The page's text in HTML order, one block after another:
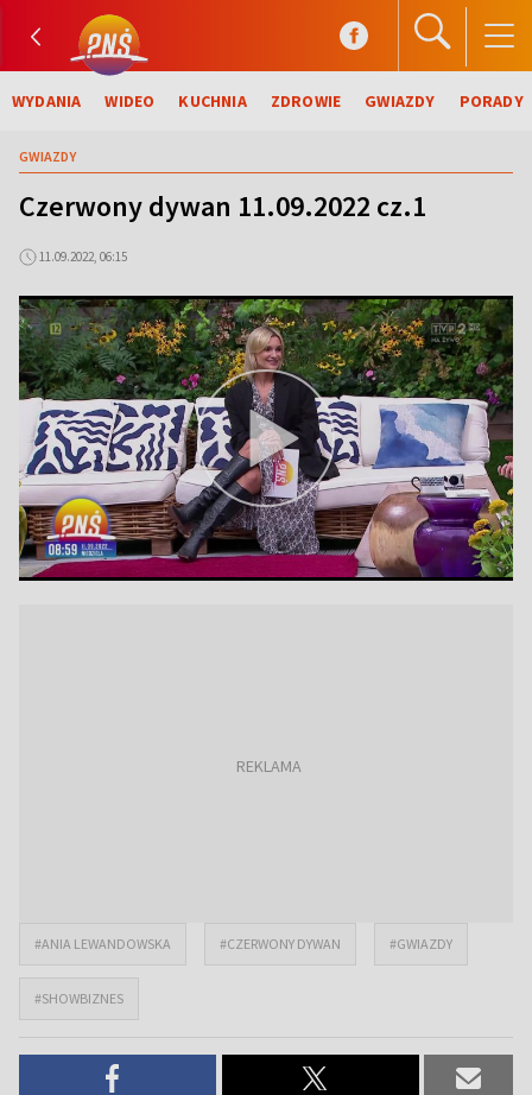
WYDANIA WIDEO KUCHNIA ZDROWIE GWIAZDY PORADY
GWIAZDY
Czerwony dywan 11.09.2022 cz.1
11.09.2022, 06:15
#ANIA LEWANDOWSKA #CZERWONY DYWAN #GWIAZDY
#SHOWBIZNES